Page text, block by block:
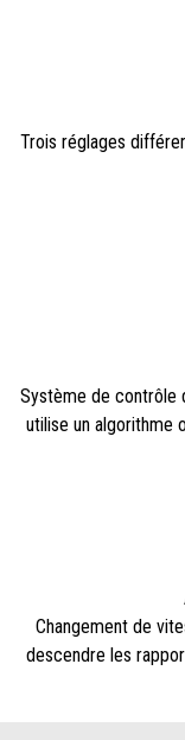
Trois réglages
Système de contrôle
utilise un algorithme
Changement de
descendre les